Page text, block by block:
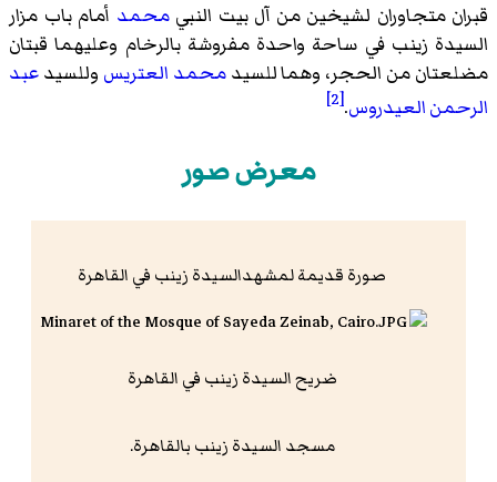
قبران متجاوران لشيخين من آل بيت النبيمحمد أمام باب مزار
السيدة زينب في ساحة واحدة مفروشة بالرخام وعليهما قبتان
مضلعتان من الحجر، وهما للسيدمحمد العتريس وللسيدعبد
الرحمن العيدروس.
[2]
معرض صور
صورة قديمة لمشهدالسيدة زينب في القاهرة
ضريح السيدة زينب في القاهرة
مسجد السيدة زينب بالقاهرة.